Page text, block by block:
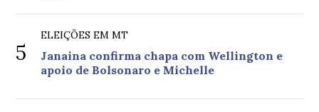
5
ELEIÇÕES EM MT
Janaina confirma chapa com Wellington e
apoio de Bolsonaro e Michelle